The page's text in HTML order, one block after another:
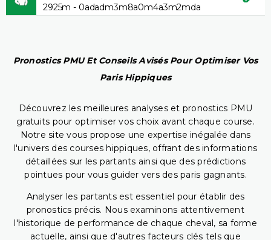
2925m - 0adadm3m8a0m4a3m2mda
Pronostics PMU Et Conseils Avisés Pour Optimiser Vos
Paris Hippiques
Découvrez les meilleures analyses et pronostics PMU
gratuits pour optimiser vos choix avant chaque course.
Notre site vous propose une expertise inégalée dans
l'univers des courses hippiques, offrant des informations
détaillées sur les partants ainsi que des prédictions
pointues pour vous guider vers des paris gagnants.
Analyser les partants est essentiel pour établir des
pronostics précis. Nous examinons attentivement
l'historique de performance de chaque cheval, sa forme
actuelle, ainsi que d'autres facteurs clés tels que